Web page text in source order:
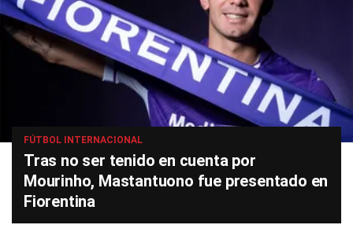
FÚTBOL INTERNACIONAL
Tras no ser tenido en cuenta por
Mourinho, Mastantuono fue presentado en
Fiorentina